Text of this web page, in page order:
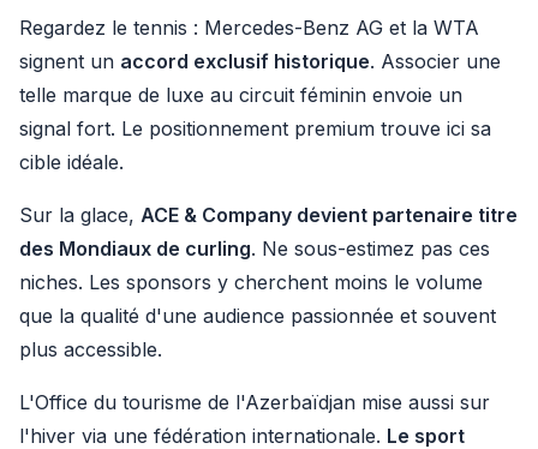
Regardez le tennis : Mercedes-Benz AG et la WTA
signent un accord exclusif historique. Associer une
telle marque de luxe au circuit féminin envoie un
signal fort. Le positionnement premium trouve ici sa
cible idéale.
Sur la glace, ACE & Company devient partenaire titre
des Mondiaux de curling. Ne sous-estimez pas ces
niches. Les sponsors y cherchent moins le volume
que la qualité d'une audience passionnée et souvent
plus accessible.
L'Office du tourisme de l'Azerbaïdjan mise aussi sur
l'hiver via une fédération internationale. Le sport